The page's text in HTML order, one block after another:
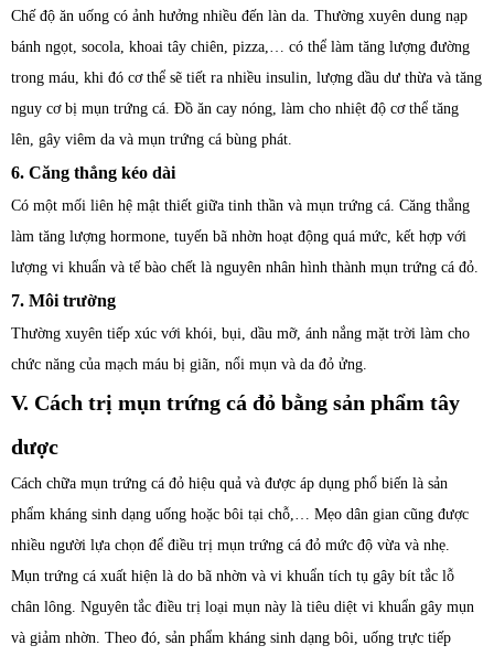
Chế độ ăn uống có ảnh hưởng nhiều đến làn da. Thường xuyên dung nạp
bánh ngọt, socola, khoai tây chiên, pizza,… có thể làm tăng lượng đường
trong máu, khi đó cơ thể sẽ tiết ra nhiều insulin, lượng dầu dư thừa và tăng
nguy cơ bị mụn trứng cá. Đồ ăn cay nóng, làm cho nhiệt độ cơ thể tăng
lên, gây viêm da và mụn trứng cá bùng phát.
6. Căng thẳng kéo dài
Có một mối liên hệ mật thiết giữa tinh thần và mụn trứng cá. Căng thẳng
làm tăng lượng hormone, tuyến bã nhờn hoạt động quá mức, kết hợp với
lượng vi khuẩn và tế bào chết là nguyên nhân hình thành mụn trứng cá đỏ.
7. Môi trường
Thường xuyên tiếp xúc với khói, bụi, dầu mỡ, ánh nắng mặt trời làm cho
chức năng của mạch máu bị giãn, nổi mụn và da đỏ ửng.
V. Cách trị mụn trứng cá đỏ bằng sản phẩm tây
dược
Cách chữa mụn trứng cá đỏ hiệu quả và được áp dụng phổ biến là sản
phẩm kháng sinh dạng uống hoặc bôi tại chỗ,… Mẹo dân gian cũng được
nhiều người lựa chọn để điều trị mụn trứng cá đỏ mức độ vừa và nhẹ.
Mụn trứng cá xuất hiện là do bã nhờn và vi khuẩn tích tụ gây bít tắc lỗ
chân lông. Nguyên tắc điều trị loại mụn này là tiêu diệt vi khuẩn gây mụn
và giảm nhờn. Theo đó, sản phẩm kháng sinh dạng bôi, uống trực tiếp